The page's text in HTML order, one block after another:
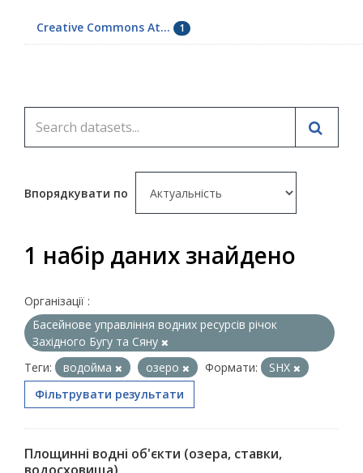
Creative Commons At... 1
Впорядкувати по
1 набір даних знайдено
Організації :
Басейнове управління водних ресурсів річок
Західного Бугу та Сяну
Теги:
водойма озеро Формати:
SHX
Фільтрувати результати
Площинні водні об'єкти (озера, ставки,